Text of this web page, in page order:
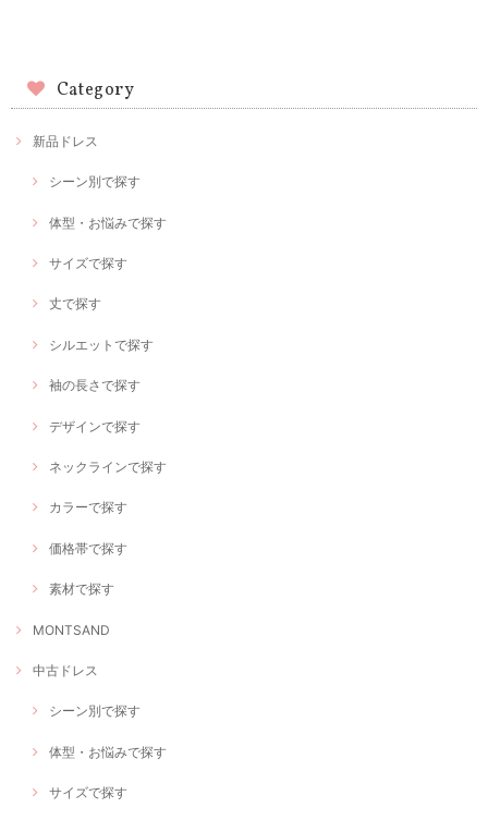
Category
新品ドレス
シーン別で探す
体型・お悩みで探す
サイズで探す
丈で探す
シルエットで探す
袖の長さで探す
デザインで探す
ネックラインで探す
カラーで探す
価格帯で探す
素材で探す
MONTSAND
中古ドレス
シーン別で探す
体型・お悩みで探す
サイズで探す